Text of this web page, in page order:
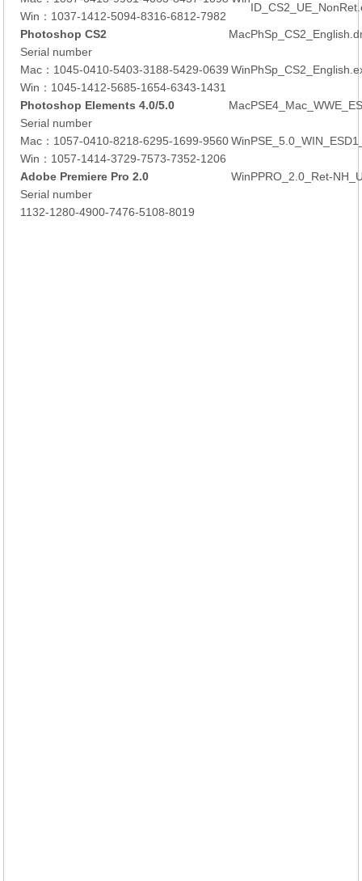
Win：1037-1412-5094-8316-6812-7982
Photoshop CS2
Serial number
Mac：1045-0410-5403-3188-5429-0639
Win：1045-1412-5685-1654-6343-1431
Mac
Win
Photoshop Elements 4.0/5.0
Serial number
Mac：1057-0410-8218-6295-1699-9560
Win：1057-1414-3729-7573-7352-1206
Mac
Win
Adobe Premiere Pro 2.0
Serial number
1132-1280-4900-7476-5108-8019
WinPPRO_2.0_Ret-